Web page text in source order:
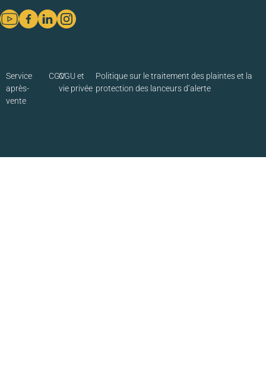
Service
après-
vente
CGVCGU et
vie privée
Politique sur le traitement des plaintes et la
protection des lanceurs d’alerte